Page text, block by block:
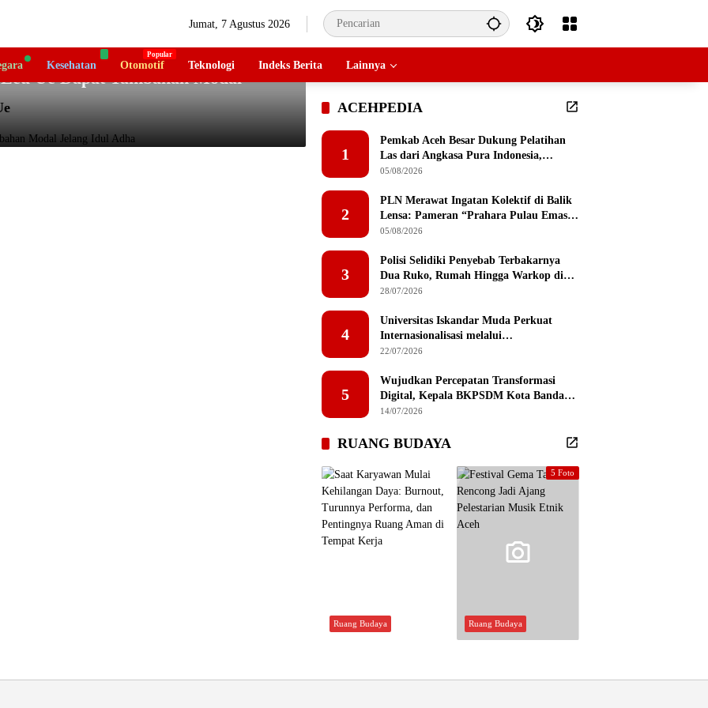
Jumat, 7 Agustus 2026
Kesehatan Otomotif Teknologi Indeks Berita Lainnya
Ue Dapat Tambahan Modal
ACEHPEDIA
1
Pemkab Aceh Besar Dukung Pelatihan
Las dari Angkasa Pura Indonesia,
Peserta Dapat Mesin Las Gratis Usai
05/08/2026
2
PLN Merawat Ingatan Kolektif di Balik
Lensa: Pameran “Prahara Pulau Emas”
Singgah di Serambi Mekkah
05/08/2026
3
Polisi Selidiki Penyebab Terbakarnya
Dua Ruko, Rumah Hingga Warkop di
Lamteumen Timur Banda Aceh
28/07/2026
4
Universitas Iskandar Muda Perkuat
Internasionalisasi melalui
Penandatanganan MoU dengan
Selatan
22/07/2026
5
Wujudkan Percepatan Transformasi
Digital, Kepala BKPSDM Kota Banda
Aceh Ajak ASN Manfaatkan Lemari
14/07/2026
RUANG BUDAYA
Ruang Budaya
5 Foto
Ruang Budaya